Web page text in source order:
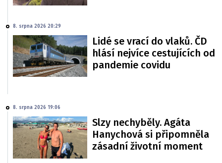
8. srpna 2026 20:29
Lidé se vrací do vlaků. ČD
hlásí nejvíce cestujících od
pandemie covidu
8. srpna 2026 19:06
Slzy nechyběly. Agáta
Hanychová si připomněla
zásadní životní moment